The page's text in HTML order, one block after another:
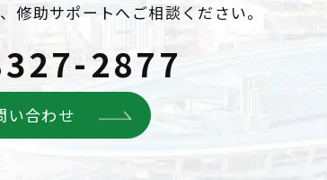
修助サポートへご相談ください。
2877
い合わせ